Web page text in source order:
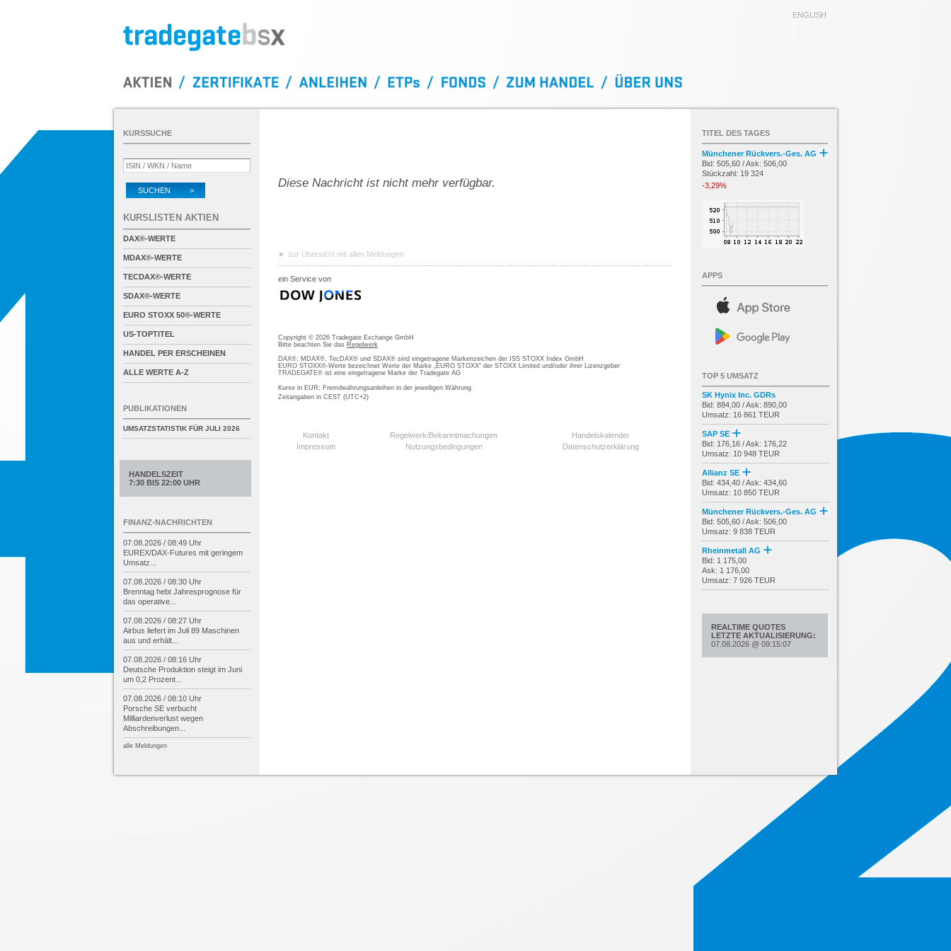
ENGLISH
Diese Nachricht ist nicht mehr verfügbar.
zur Übersicht mit allen Meldungen
ein Service von
Copyright © 2026 Tradegate Exchange GmbH
Bitte beachten Sie das Regelwerk
DAX®, MDAX®, TecDAX® und SDAX® sind eingetragene Markenzeichen der ISS STOXX Index GmbH
EURO STOXX®-Werte bezeichnet Werte der Marke „EURO STOXX“ der STOXX Limited und/oder ihrer Lizenzgeber
TRADEGATE® ist eine eingetragene Marke der Tradegate AG
Kurse in EUR; Fremdwährungsanleihen in der jeweiligen Währung
Zeitangaben in CEST (UTC+2)
Kontakt Regelwerk/Bekanntmachungen
Handelskalender
Impressum
Nutzungsbedingungen Datenschutzerklärung
KURSSUCHE
SUCHEN >
KURSLISTEN AKTIEN
DAX®-WERTE
MDAX®-WERTE
TECDAX®-WERTE
SDAX®-WERTE
EURO STOXX 50®-WERTE
US-TOPTITEL
HANDEL PER ERSCHEINEN
ALLE WERTE A-Z
PUBLIKATIONEN
UMSATZSTATISTIK FÜR JULI 2026
HANDELSZEIT
7:30 BIS 22:00 UHR
FINANZ-NACHRICHTEN
07.08.2026 / 08:49 Uhr
EUREX/DAX-Futures mit geringem
Umsatz...
07.08.2026 / 08:30 Uhr
Brenntag hebt Jahresprognose für
das operative...
07.08.2026 / 08:27 Uhr
Airbus liefert im Juli 89 Maschinen
aus und erhält...
07.08.2026 / 08:16 Uhr
Deutsche Produktion steigt im Juni
um 0,2 Prozent...
07.08.2026 / 08:10 Uhr
Porsche SE verbucht
Milliardenverlust wegen
Abschreibungen...
alle Meldungen
TITEL DES TAGES
Münchener Rückvers.-Ges. AG
Bid: 505,60 / Ask: 506,00
Stückzahl: 19 324
-3,29%
APPS
TOP 5 UMSATZ
SK Hynix Inc. GDRs
Bid: 884,00 / Ask: 890,00
Umsatz: 16 861 TEUR
SAP SE
Bid: 176,16 / Ask: 176,22
Umsatz: 10 948 TEUR
Allianz SE
Bid: 434,40 / Ask: 434,60
Umsatz: 10 850 TEUR
Münchener Rückvers.-Ges. AG
Bid: 505,60 / Ask: 506,00
Umsatz: 9 838 TEUR
Rheinmetall AG
Bid: 1 175,00
Ask: 1 176,00
Umsatz: 7 926 TEUR
REALTIME QUOTES
LETZTE AKTUALISIERUNG:
07.08.2026 @ 09:15:07